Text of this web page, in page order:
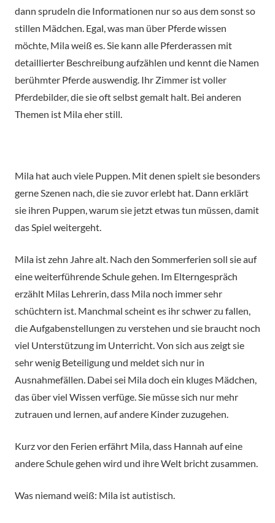
dann sprudeln die Informationen nur so aus dem sonst so
stillen Mädchen. Egal, was man über Pferde wissen
möchte, Mila weiß es. Sie kann alle Pferderassen mit
detaillierter Beschreibung aufzählen und kennt die Namen
berühmter Pferde auswendig. Ihr Zimmer ist voller
Pferdebilder, die sie oft selbst gemalt halt. Bei anderen
Themen ist Mila eher still.
Mila hat auch viele Puppen. Mit denen spielt sie besonders
gerne Szenen nach, die sie zuvor erlebt hat. Dann erklärt
sie ihren Puppen, warum sie jetzt etwas tun müssen, damit
das Spiel weitergeht.
Mila ist zehn Jahre alt. Nach den Sommerferien soll sie auf
eine weiterführende Schule gehen. Im Elterngespräch
erzählt Milas Lehrerin, dass Mila noch immer sehr
schüchtern ist. Manchmal scheint es ihr schwer zu fallen,
die Aufgabenstellungen zu verstehen und sie braucht noch
viel Unterstützung im Unterricht. Von sich aus zeigt sie
sehr wenig Beteiligung und meldet sich nur in
Ausnahmefällen. Dabei sei Mila doch ein kluges Mädchen,
das über viel Wissen verfüge. Sie müsse sich nur mehr
zutrauen und lernen, auf andere Kinder zuzugehen.
Kurz vor den Ferien erfährt Mila, dass Hannah auf eine
andere Schule gehen wird und ihre Welt bricht zusammen.
Was niemand weiß: Mila ist autistisch.